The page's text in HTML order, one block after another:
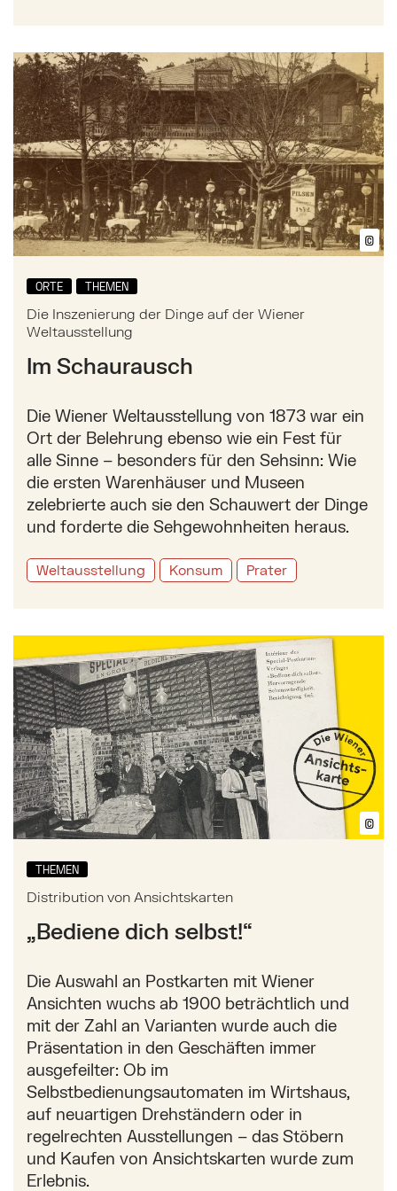
©
ORTE THEMEN
Die Inszenierung der Dinge auf der Wiener
Weltausstellung
Im Schaurausch
Die Wiener Weltausstellung von 1873 war ein
Ort der Belehrung ebenso wie ein Fest für
alle Sinne – besonders für den Sehsinn: Wie
die ersten Warenhäuser und Museen
zelebrierte auch sie den Schauwert der Dinge
und forderte die Sehgewohnheiten heraus.
Weltausstellung Konsum Prater
Mehr zu: Die Inszenierung der Dinge auf der
©
THEMEN
Distribution von Ansichtskarten
„Bediene dich selbst!“
Die Auswahl an Postkarten mit Wiener
Ansichten wuchs ab 1900 beträchtlich und
mit der Zahl an Varianten wurde auch die
Präsentation in den Geschäften immer
ausgefeilter: Ob im
Selbstbedienungsautomaten im Wirtshaus,
auf neuartigen Drehständern oder in
regelrechten Ausstellungen – das Stöbern
und Kaufen von Ansichtskarten wurde zum
Erlebnis.
Mehr zu: Distribution von Ansichtskarten